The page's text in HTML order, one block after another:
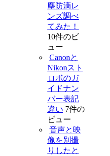
塵防滴レ
ンズ調べ
てみた！
10件のビ
ュー
Canonと
Nikonスト
ロボのガ
イドナン
バー表記
違い 7件の
ビュー
音声と映
像を別撮
りしたと